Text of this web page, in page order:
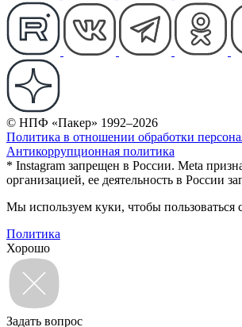
© НПФ «Пакер» 1992–2026
Политика в отношении обработки
Антикоррупционная политика
* Instagram запрещен в России. Meta
организацией, ее деятельность в России
Мы используем куки, чтобы пользоваться
Политика
Хорошо
Задать вопрос